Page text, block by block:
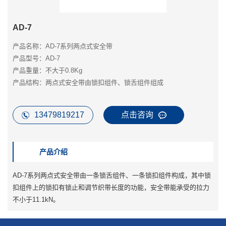
AD-7
产品名称：AD-7系列两点式安全带
产品型号：AD-7
产品重量：不大于0.8Kg
产品结构：两点式安全带由锁扣组件、锁舌组件组成
13479819217 点击咨询
产品介绍
AD-7系列两点式安全带由一条锁舌组件、一条锁扣组件构成，其中锁
扣组件上的锁扣有锁止和调节织带长度的功能，安全带能承受的拉力
不小于11.1kN。